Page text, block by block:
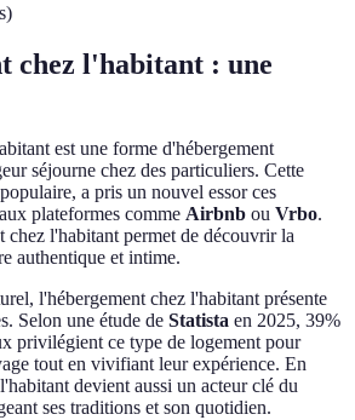
)
chez l'habitant : une
est une forme d'hébergement
séjourne chez des particuliers. Cette
a pris un nouvel essor ces
plateformes comme Airbnb ou Vrbo.
chez l'habitant permet de découvrir la
authentique et intime.
l'hébergement chez l'habitant présente
Selon une étude de Statista en 2025, 39%
privilégient ce type de logement pour
tout en vivifiant leur expérience. En
devient aussi un acteur clé du
ses traditions et son quotidien.